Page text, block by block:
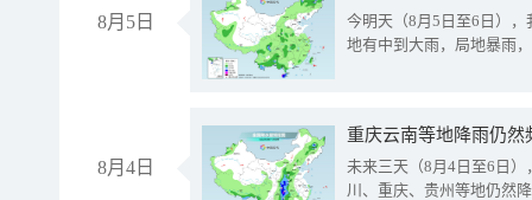
8月5日
今明天（8月5日至6日）
地有中到大雨，局地暴雨
8月4日
重庆云南等地降雨仍然
未来三天（8月4日至6日
川、重庆、贵州等地仍然